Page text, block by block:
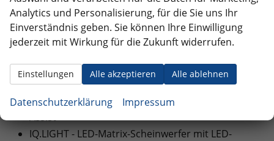
Dachhimmel schwarz
Digital Cockpit, mehrfarbig, verschiedene Info-
Fahrlichtschaltung automatisch, mit ""Coming
home""- und ""Leaving home""-Funktion
Dynamischer Fernlichtassistent ""Dynamic Light
Assist""
IQ.LIGHT - LED-Matrix-Scheinwerfer mit LED-
Analytics und Personalisierung, für die Sie uns Ihr
Einverständnis geben. Sie können Ihre Einwilligung
jederzeit mit Wirkung für die Zukunft widerrufen.
Alle akzeptieren Alle ablehnen
Einstellungen
Datenschutzerklärung Impressum